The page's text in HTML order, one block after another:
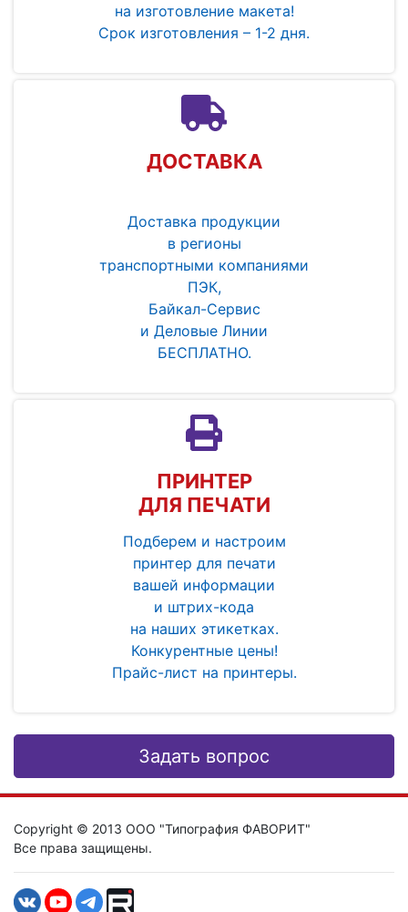
на изготовление макета!
Срок изготовления – 1-2 дня.
ДОСТАВКА
Доставка продукции
в регионы
транспортными компаниями
ПЭК,
Байкал-Сервис
и Деловые Линии
БЕСПЛАТНО.
ПРИНТЕР
ДЛЯ ПЕЧАТИ
Подберем и настроим
принтер для печати
вашей информации
и штрих-кода
на наших этикетках.
Конкурентные цены!
Прайс-лист на принтеры.
Задать вопрос
Copyright © 2013 ООО "Типография ФАВОРИТ"
Все права защищены.